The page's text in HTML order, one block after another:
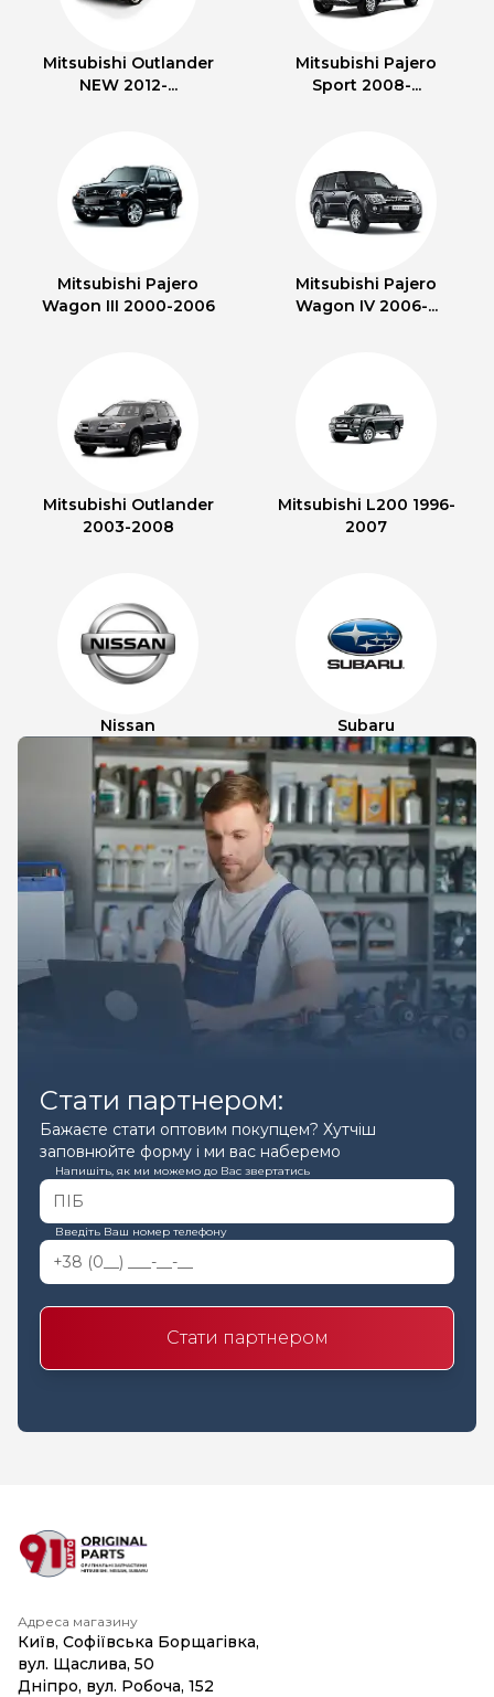
Mitsubishi Outlander
NEW 2012-...
Mitsubishi Pajero
Sport 2008-...
Mitsubishi Pajero
Wagon III 2000-2006
Mitsubishi Pajero
Wagon IV 2006-...
Mitsubishi Outlander
2003-2008
Mitsubishi L200 1996-
2007
Nissan Subaru
Стати партнером:
Бажаєте стати оптовим покупцем? Хутчіш
заповнюйте форму і ми вас наберемо
Напишіть, як ми можемо до Вас звертатись
Введіть Ваш номер телефону
Стати партнером
Адреса магазину
Київ, Софіївська Борщагівка,
вул. Щаслива, 50
Дніпро, вул. Робоча, 152